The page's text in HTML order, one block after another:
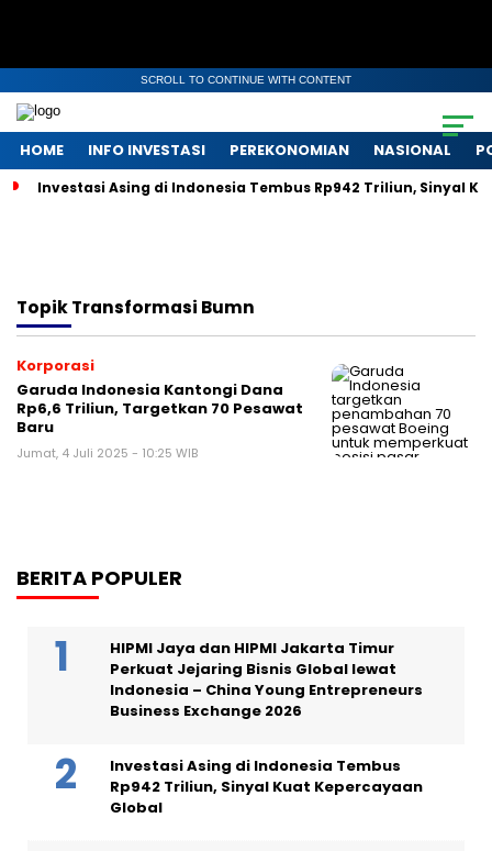
SCROLL TO CONTINUE WITH CONTENT
HOME INFO INVESTASI PEREKONOMIAN NASIONAL
Investasi Asing di Indonesia Tembus Rp942 Triliun, Sinyal
TopikTransformasi Bumn
Korporasi
Garuda Indonesia Kantongi Dana
Rp6,6 Triliun, Targetkan 70 Pesawat
Baru
Jumat, 4 Juli 2025 - 10:25 WIB
BERITA POPULER
HIPMI Jaya dan HIPMI Jakarta Timur
Perkuat Jejaring Bisnis Global lewat
Indonesia – China Young Entrepreneurs
Business Exchange 2026
Investasi Asing di Indonesia Tembus
Rp942 Triliun, Sinyal Kuat Kepercayaan
Global